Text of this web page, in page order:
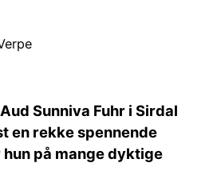
Sunniva Fuhr i Sirdal
en rekke spennende
på mange dyktige